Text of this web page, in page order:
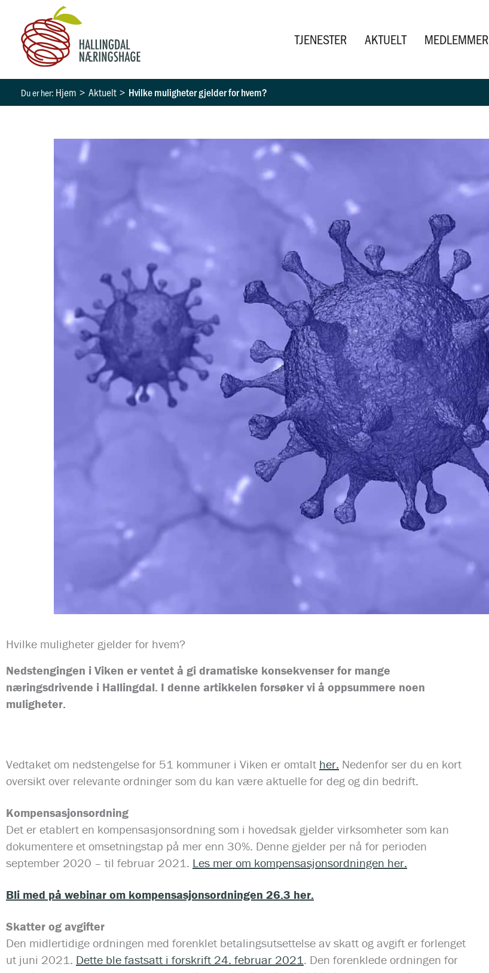
innholdet
TJENESTER AKTUELT MEDLEMMER
Hjem Aktuelt Hvilke muligheter gjelder for hvem?
Hvilke muligheter gjelder for hvem?
Nedstengingen i Viken er ventet å gi dramatiske konsekvenser for mange
næringsdrivende i Hallingdal. I denne artikkelen forsøker vi å oppsummere noen
muligheter.
Vedtaket om nedstengelse for 51 kommuner i Viken er omtalt her. Nedenfor ser du en kort
oversikt over relevante ordninger som du kan være aktuelle for deg og din bedrift.
Kompensasjonsordning
Det er etablert en kompensasjonsordning som i hovedsak gjelder virksomheter som kan
dokumentere et omsetningstap på mer enn 30%. Denne gjelder per nå for perioden
september 2020 – til februar 2021. Les mer om kompensasjonsordningen her.
Bli med på webinar om kompensasjonsordningen 26.3 her.
Skatter og avgifter
Den midlertidige ordningen med forenklet betalingsutsettelse av skatt og avgift er forlenget
ut juni 2021. Dette ble fastsatt i forskrift 24. februar 2021. Den forenklede ordningen for